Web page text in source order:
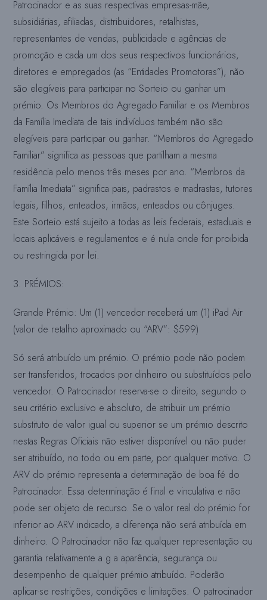
Patrocinador e as suas respectivas empresas-mãe,
subsidiárias, afiliadas, distribuidores, retalhistas,
representantes de vendas, publicidade e agências de
promoção e cada um dos seus respectivos funcionários,
diretores e empregados (as “Entidades Promotoras”), não
são elegíveis para participar no Sorteio ou ganhar um
prémio. Os Membros do Agregado Familiar e os Membros
da Família Imediata de tais indivíduos também não são
elegíveis para participar ou ganhar. “Membros do Agregado
Familiar” significa as pessoas que partilham a mesma
residência pelo menos três meses por ano. “Membros da
Família Imediata” significa pais, padrastos e madrastas, tutores
legais, filhos, enteados, irmãos, enteados ou cônjuges.
Este Sorteio está sujeito a todas as leis federais, estaduais e
locais aplicáveis e regulamentos e é nula onde for proibida
ou restringida por lei.
3. PRÉMIOS:
Grande Prémio: Um (1) vencedor receberá um (1) iPad Air
(valor de retalho aproximado ou “ARV”: $599)
Só será atribuído um prémio. O prémio pode não podem
ser transferidos, trocados por dinheiro ou substituídos pelo
vencedor. O Patrocinador reserva-se o direito, segundo o
seu critério exclusivo e absoluto, de atribuir um prémio
substituto de valor igual ou superior se um prémio descrito
nestas Regras Oficiais não estiver disponível ou não puder
ser atribuído, no todo ou em parte, por qualquer motivo. O
ARV do prémio representa a determinação de boa fé do
Patrocinador. Essa determinação é final e vinculativa e não
pode ser objeto de recurso. Se o valor real do prémio for
inferior ao ARV indicado, a diferença não será atribuída em
dinheiro. O Patrocinador não faz qualquer representação ou
garantia relativamente a g a aparência, segurança ou
desempenho de qualquer prémio atribuído. Poderão
aplicar-se restrições, condições e limitações. O patrocinador